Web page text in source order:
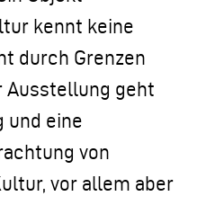
kennt keine
durch Grenzen
Ausstellung geht
und eine
von
vor allem aber